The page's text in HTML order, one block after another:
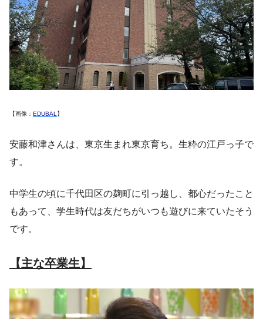
【画像： EDUBAL 】
安藤和津さんは、東京生まれ東京育ち。生粋の江戸っ子で
す。
中学生の頃に千代田区の麹町に引っ越し、都心だったこと
もあって、学生時代は友だちがいつも遊びに来ていたそう
です。
【主な卒業生】